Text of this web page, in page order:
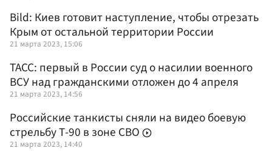
Bild: Киев готовит наступление, чтобы отрезать
Крым от остальной территории России
21 марта 2023, 15:06
ТАСС: первый в России суд о насилии военного
ВСУ над гражданскими отложен до 4 апреля
21 марта 2023, 14:56
Российские танкисты сняли на видео боевую
стрельбу Т-90 в зоне СВО
21 марта 2023, 14:40